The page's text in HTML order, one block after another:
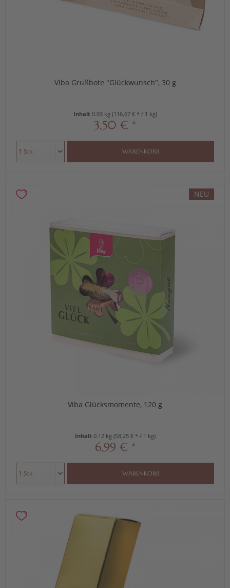
Viba Grußbote "Glückwunsch", 30 g
Inhalt 0.03 kg (116,67 € * / 1 kg)
3,50 € *
WARENKORB
NEU
Viba Glücksmomente, 120 g
Inhalt 0.12 kg (58,25 € * / 1 kg)
6,99 € *
WARENKORB